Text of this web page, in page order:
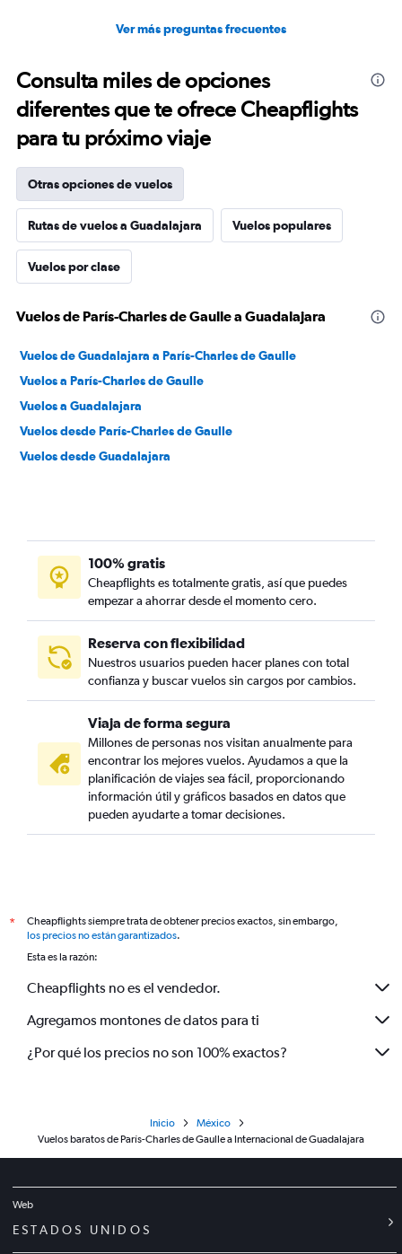
Ver más preguntas frecuentes
Consulta miles de opciones
diferentes que te ofrece Cheapflights
para tu próximo viaje
Otras opciones de vuelos
Rutas de vuelos a Guadalajara Vuelos populares
Vuelos por clase
Vuelos de París-Charles de Gaulle a Guadalajara
Vuelos de Guadalajara a París-Charles de Gaulle
Vuelos a París-Charles de Gaulle
Vuelos a Guadalajara
Vuelos desde París-Charles de Gaulle
Vuelos desde Guadalajara
100% gratis
Cheapflights es totalmente gratis, así que puedes
empezar a ahorrar desde el momento cero.
Reserva con flexibilidad
Nuestros usuarios pueden hacer planes con total
confianza y buscar vuelos sin cargos por cambios.
Viaja de forma segura
Millones de personas nos visitan anualmente para
encontrar los mejores vuelos. Ayudamos a que la
planificación de viajes sea fácil, proporcionando
información útil y gráficos basados en datos que
pueden ayudarte a tomar decisiones.
*
Cheapflights siempre trata de obtener precios exactos, sin embargo,
los precios no están garantizados.
Esta es la razón:
Cheapflights no es el vendedor.
Agregamos montones de datos para ti
¿Por qué los precios no son 100% exactos?
Inicio
México
Vuelos baratos de París-Charles de Gaulle a Internacional de Guadalajara
Web
ESTADOS UNIDOS